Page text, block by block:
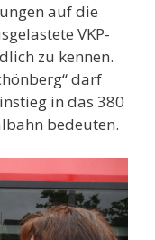
auf die
VKP-
zu kennen.
darf
in das 380
bedeuten.